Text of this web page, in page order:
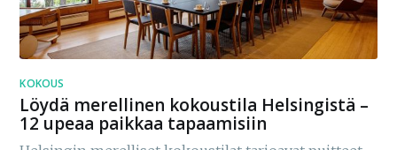
KOKOUS
Löydä merellinen kokoustila Helsingistä –
12 upeaa paikkaa tapaamisiin